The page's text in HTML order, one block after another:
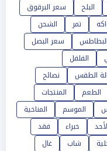
البلح
سعر البرقوق
تمر
الشحن
سعر البصل
الفلفل
الطقس
نصائح
الطعم
المنتجات
الموسم
المناخية
خبراء
فقد
شاب
غال